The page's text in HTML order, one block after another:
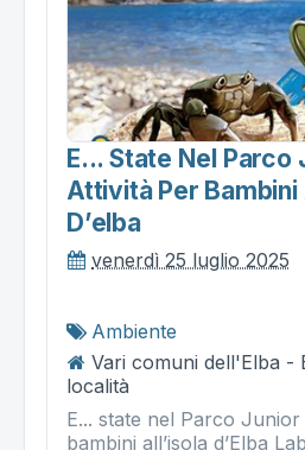
E... State Nel Parco
Attività Per Bambini
D’elba
venerdì 25 luglio 2025
Ambiente
Vari comuni dell'Elba -
località
E... state nel Parco
bambini all’isola d’Elba